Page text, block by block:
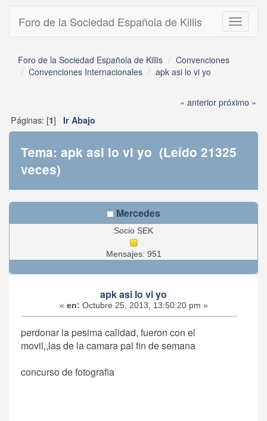
Toggle
Foro de la Sociedad Española de Killis
Foro de la Sociedad Española de Killis
Convenciones
Convenciones Internacionales
apk asi lo vi yo
« anteriorpróximo »
Páginas: [1] Ir Abajo
Tema: apk asi lo vi yo (Leído 21325
veces)
Mercedes
Socio SEK
Mensajes: 951
apk asi lo vi yo
« en: Octubre 25, 2013, 13:50:20 pm »
perdonar la pesima calidad, fueron con el
movil,,las de la camara pal fin de semana
concurso de fotografia